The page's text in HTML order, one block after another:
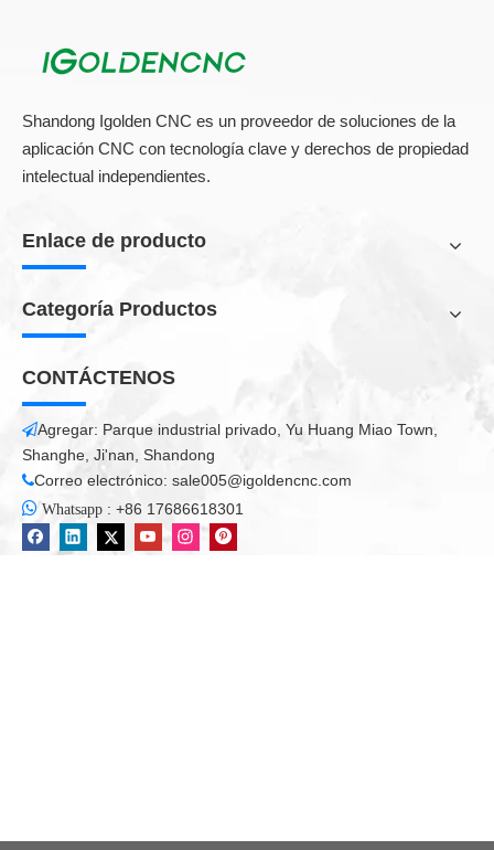
Shandong Igolden CNC es un proveedor de soluciones de la
aplicación CNC con tecnología clave y derechos de propiedad
intelectual independientes.
Enlace de producto
Categoría Productos
CONTÁCTENOS
Agregar: Parque industrial privado, Yu Huang Miao Town,
Shanghe, Ji'nan, Shandong
Correo electrónico: sale005@igoldencnc.com
 Whatsapp : +86 17686618301